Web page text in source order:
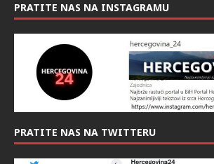
PRATITE NAS NA INSTAGRAMU
PRATITE NAS NA TWITTERU